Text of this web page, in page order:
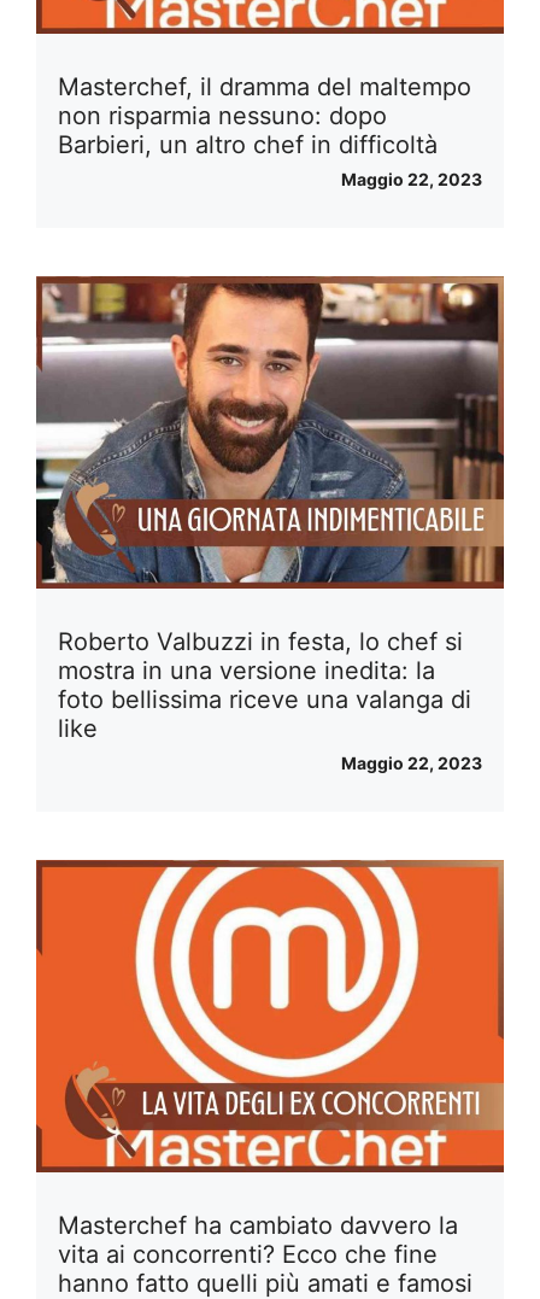
Masterchef, il dramma del maltempo
non risparmia nessuno: dopo
Barbieri, un altro chef in difficoltà
Maggio 22, 2023
Roberto Valbuzzi in festa, lo chef si
mostra in una versione inedita: la
foto bellissima riceve una valanga di
like
Maggio 22, 2023
Masterchef ha cambiato davvero la
vita ai concorrenti? Ecco che fine
hanno fatto quelli più amati e famosi